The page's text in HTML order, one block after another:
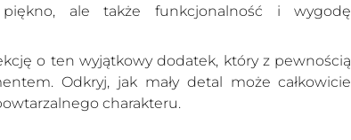
ale także funkcjonalność i wygodę
o ten wyjątkowy dodatek, który z pewnością
Odkryj, jak mały detal może całkowicie
charakteru.